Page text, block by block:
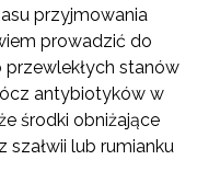
przyjmowania
prowadzić do
stanów
antybiotyków w
środki obniżające
szałwii lub rumianku